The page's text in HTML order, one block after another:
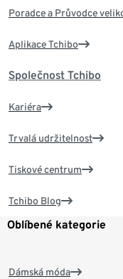
Poradce a Průvodce
Aplikace Tchibo
Společnost Tchibo
Kariéra
Trvalá udržitelnost
Tiskové centrum
Tchibo Blog
Oblíbené kategorie
Dámská móda